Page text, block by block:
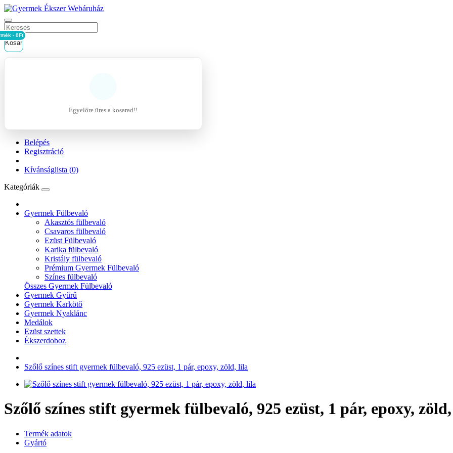
Kosár
- 0Ft
Egyelőre üres a kosarad!!
Belépés
Regisztráció
Kívánságlista (0)
Kategóriák
Gyermek Fülbevaló
Akasztós fülbevaló
Csavaros fülbevaló
Ezüst Fülbevaló
Karika fülbevaló
Kristály fülbevaló
Prémium Gyermek Fülbevaló
Színes fülbevaló
Összes Gyermek Fülbevaló
Gyermek Gyűrű
Gyermek Karkötő
Gyermek Nyaklánc
Medálok
Ezüst szettek
Ékszerdoboz
Szőlő színes stift gyermek fülbevaló, 925 ezüst, 1 pár, epoxy, zöld, lila
Szőlő színes stift gyermek fülbevaló, 925 ezüst, 1 pár, epoxy,
Termék adatok
Gyártó